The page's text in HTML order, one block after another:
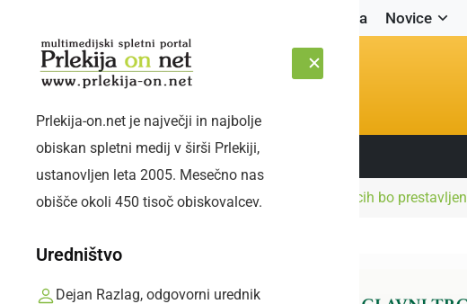
Naslovnica Novice
PETEK, 7. AVGUST 2026 Sledite nam:
Prlekija-on.net je največji in najbolje
obiskan spletni medij v širši Prlekiji,
ustanovljen leta 2005. Mesečno nas
obišče okoli 450 tisoč obiskovalcev.
Uredništvo
Dejan Razlag, odgovorni urednik
Naslovnica PolitikaReferendum v Radencih bo prestavljen